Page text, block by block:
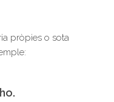
pròpies o sota